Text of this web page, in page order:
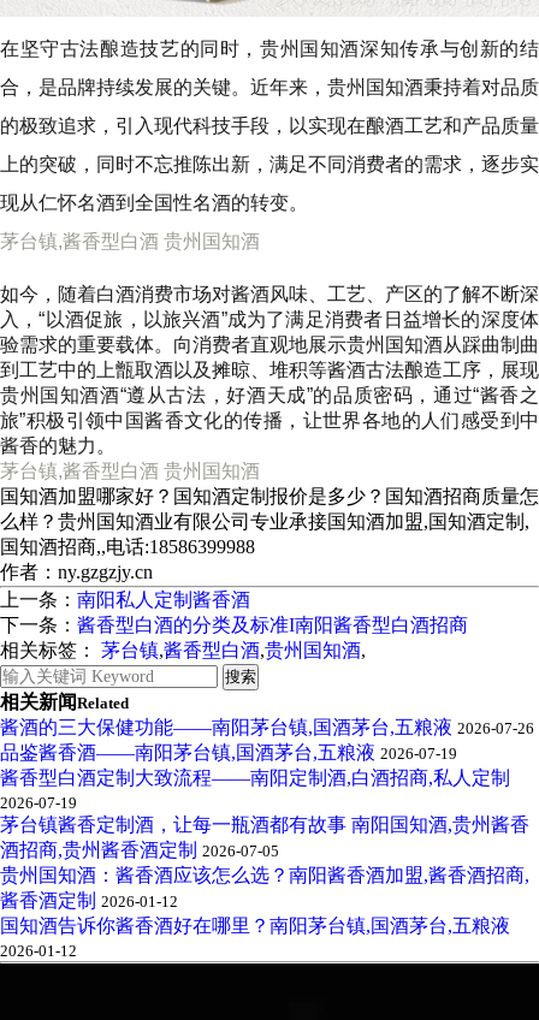
在坚守古法酿造技艺的同时，贵州国知酒深知传承与创新的结
合，是品牌持续发展的关键。近年来，贵州国知酒秉持着对品质
的极致追求，引入现代科技手段，以实现在酿酒工艺和产品质量
上的突破，同时不忘推陈出新，满足不同消费者的需求，逐步实
现从仁怀名酒到全国性名酒的转变。
茅台镇,酱香型白酒 贵州国知酒
如今，随着白酒消费市场对酱酒风味、工艺、产区的了解不断深
入，“以酒促旅，以旅兴酒”成为了满足消费者日益增长的深度体
验需求的重要载体。 向消费者直观地展示贵州国知酒从踩曲制曲
到工艺中的上甑取酒以及摊晾、堆积等酱酒古法酿造工序，展现
贵州国知酒酒“遵从古法，好酒天成”的品质密码，通过“酱香之
旅”积极引领中国酱香文化的传播，让世界各地的人们感受到中
酱香的魅力。
茅台镇,酱香型白酒 贵州国知酒
国知酒加盟哪家好？国知酒定制报价是多少？国知酒招商质量怎
么样？贵州国知酒业有限公司专业承接国知酒加盟,国知酒定制,
国知酒招商,,电话:18586399988
作者：ny.gzgzjy.cn
上一条： 南阳私人定制酱香酒
下一条： 酱香型白酒的分类及标准I南阳酱香型白酒招商
相关标签：
茅台镇,酱香型白酒,贵州国知酒,
相关新闻Related
酱酒的三大保健功能——南阳茅台镇,国酒茅台,五粮液 2026-07-26
品鉴酱香酒——南阳茅台镇,国酒茅台,五粮液 2026-07-19
酱香型白酒定制大致流程——南阳定制酒,白酒招商,私人定制
2026-07-19
茅台镇酱香定制酒，让每一瓶酒都有故事 南阳国知酒,贵州酱香
酒招商,贵州酱香酒定制 2026-07-05
贵州国知酒：酱香酒应该怎么选？南阳酱香酒加盟,酱香酒招商,
酱香酒定制 2026-01-12
国知酒告诉你酱香酒好在哪里？南阳茅台镇,国酒茅台,五粮液
2026-01-12